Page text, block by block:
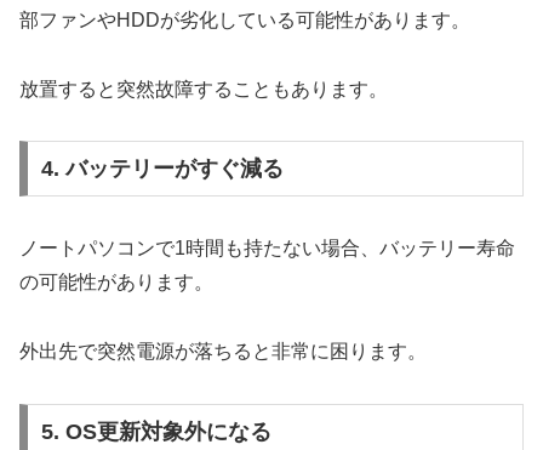
部ファンやHDDが劣化している可能性があります。
放置すると突然故障することもあります。
4. バッテリーがすぐ減る
ノートパソコンで1時間も持たない場合、バッテリー寿命
の可能性があります。
外出先で突然電源が落ちると非常に困ります。
5. OS更新対象外になる